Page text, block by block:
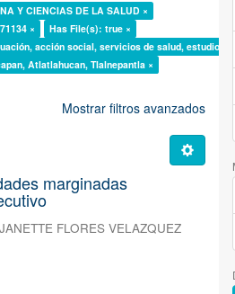
Y CIENCIAS DE LA SALUD ×
×
Has File(s): true ×
acción social, servicios de salud, estudio
Atlatlahucan, Tlalnepantla ×
Mostrar filtros avanzados
marginadas
JANETTE FLORES VELAZQUEZ